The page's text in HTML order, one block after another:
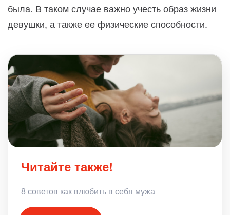
была. В таком случае важно учесть образ жизни
девушки, а также ее физические способности.
Читайте также!
8 советов как влюбить в себя мужа